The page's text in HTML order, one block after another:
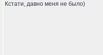
Кстати, давно меня не было)